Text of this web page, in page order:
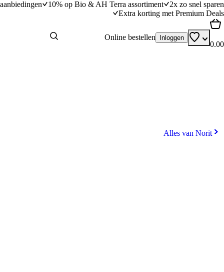
10% op Bio & AH Terra assortiment
2x zo snel sparen
Extra korting met Premium Deals
Online bestellen Inloggen
0.00
Alles van Norit